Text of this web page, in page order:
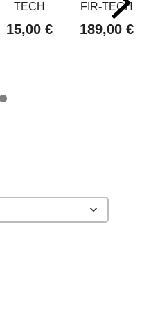
TECH
15,00 €
FIR-TECH
189,00 €